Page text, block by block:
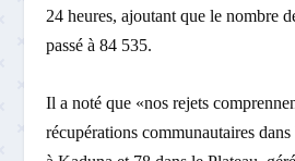
24 heures, ajoutant que le nombre
passé à 84 535.
Il a noté que «nos rejets
récupérations communautaires